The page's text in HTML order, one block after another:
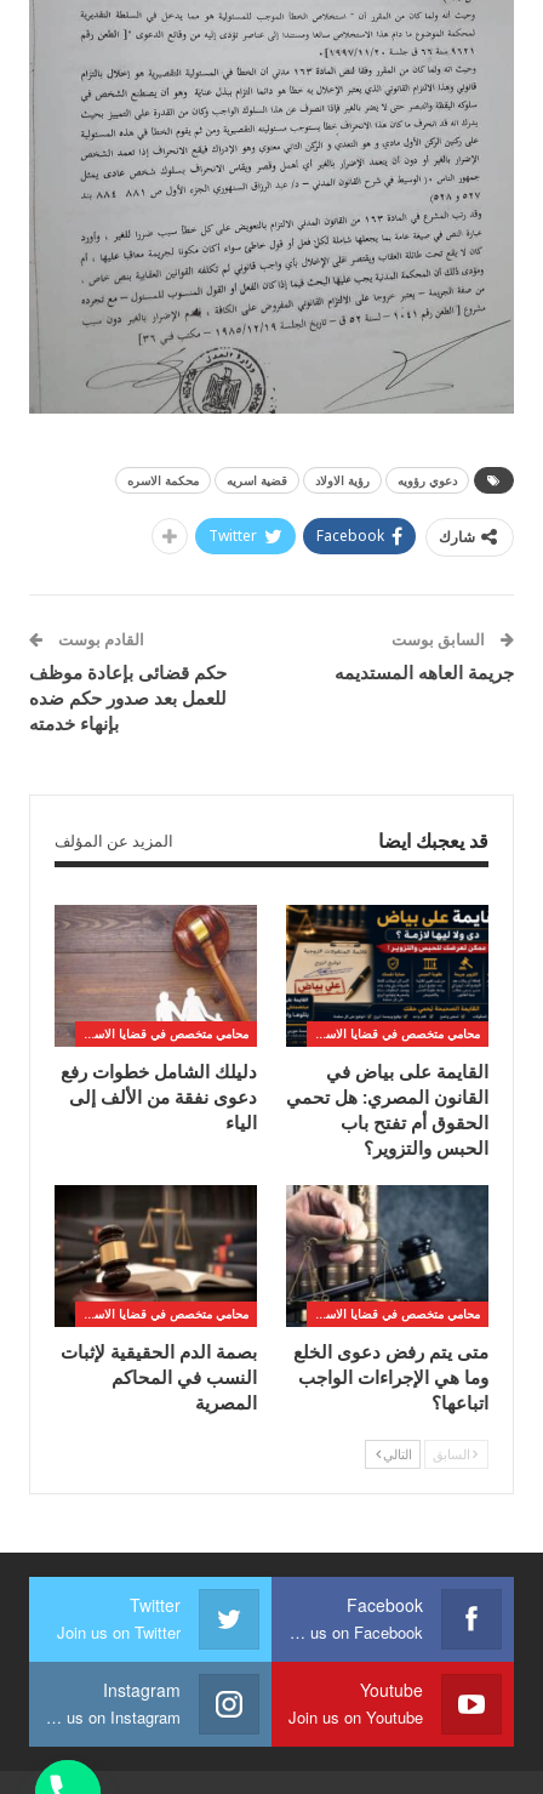
دعوي رؤويه رؤية الاولاد قضية اسريه محكمة الاسره
شارك Facebook
Twitter
السابق بوست
جريمة العاهه المستديمه
القادم بوست
حكم قضائى بإعادة موظف
للعمل بعد صدور حكم ضده
بإنهاء خدمته
قد يعجبك ايضا المزيد عن المؤلف
محامي متخصص في قضايا الاسره
القايمة على بياض في
القانون المصري: هل تحمي
الحقوق أم تفتح باب
الحبس والتزوير؟
محامي متخصص في قضايا الاسره
دليلك الشامل خطوات رفع
دعوى نفقة من الألف إلى
الياء
محامي متخصص في قضايا الاسره
متى يتم رفض دعوى الخلع
وما هي الإجراءات الواجب
اتباعها؟
محامي متخصص في قضايا الاسره
بصمة الدم الحقيقية لإثبات
النسب في المحاكم
المصرية
السابق التالي
Facebook
Join us on Facebook
Twitter
Join us on Twitter
Youtube
Join us on Youtube
Instagram
Join us on Instagram